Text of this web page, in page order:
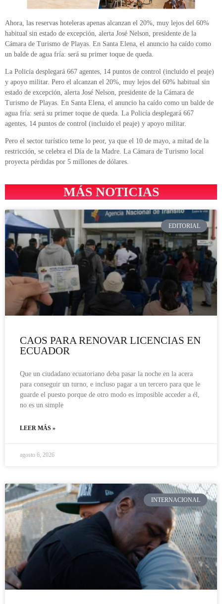
Ahora, las reservas hoteleras apenas alcanzan el 20%, muy lejos del 60%
habitual sin estado de excepción, alerta José Nelson, presidente de la
Cámara de Turismo de Playas. En Santa Elena, el anuncio ha caído como
un balde de agua fría: será su primer toque de queda.
La Policía desplegará 667 agentes, 14 puntos de control (incluido el peaje)
y apoyo militar. Pero el alcanzan el 20%, muy lejos del 60% habitual sin
estado de excepción, alerta José Nelson, presidente de la Cámara de
Turismo de Playas. En Santa Elena, el anuncio ha caído como un balde de
agua fría: será su primer toque de queda. La Policía desplegará 667
agentes, 14 puntos de control (incluido el peaje) y apoyo militar.
Pero el sector turístico teme lo peor, ya que el 10 de mayo, a mitad de la
restricción, se celebra el Día de la Madre. La Cámara de Turismo local
proyecta pérdidas por 5 millones de dólares.
MÁS NOTICIAS
EDITORIAL
CAOS PARA RENOVAR LICENCIAS EN
ECUADOR
Que un ciudadano ecuatoriano deba pasar la noche en la acera
para conseguir un turno, e incluso pagar a un tercero para que le
guarde el puesto porque de otro modo es imposible acceder a él,
no es un simple
LEER MÁS »
agosto 6, 2026
INTERNACIONAL